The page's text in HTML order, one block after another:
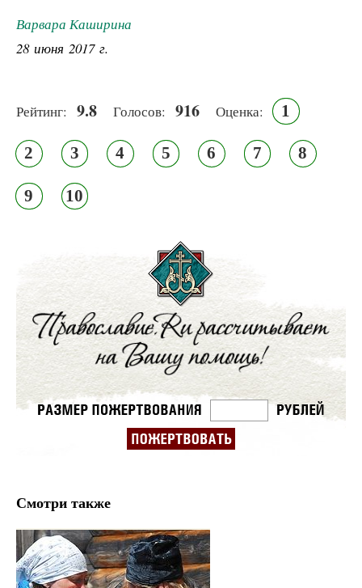
Варвара Каширина
28 июня 2017 г.
Рейтинг: 9.8 Голосов: 916 Оценка: 1
2 3 4 5 6 7 8
9 10
Смотри также